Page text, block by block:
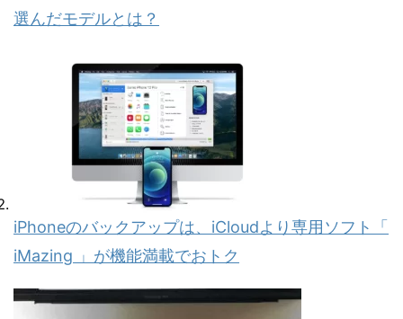
選んだモデルとは？
iPhoneのバックアップは、iCloudより専用ソフト「
iMazing 」が機能満載でおトク